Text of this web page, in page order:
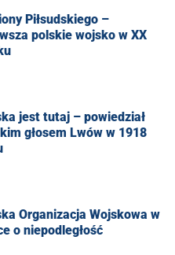
Piłsudskiego –
polskie wojsko w XX
jest tutaj – powiedział
głosem Lwów w 1918
Organizacja Wojskowa w
o niepodległość